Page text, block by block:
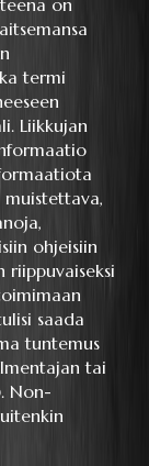
on
termi
Liikkujan
muistettava,
ohjeisiin
saada
tuntemus
tai
Non-